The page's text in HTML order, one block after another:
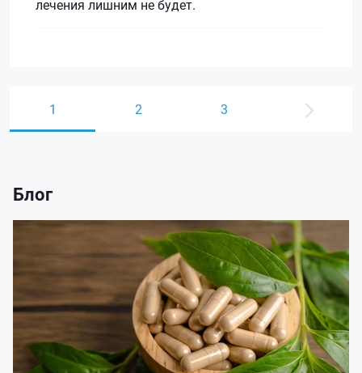
лечения лишним не будет.
1 2 3
Блог